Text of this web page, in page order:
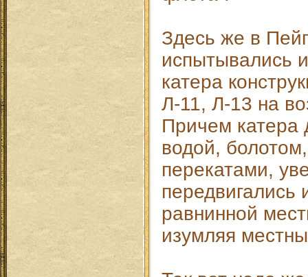
Здесь же в
испытывались
катера
Л-11, Л-13 на
Причем катера
водой,
перекатами,
равнинной
изумляя